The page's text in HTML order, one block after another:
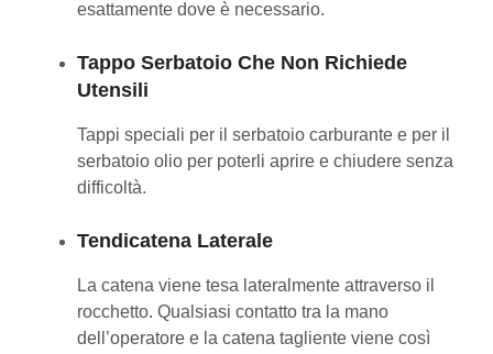
esattamente dove è necessario.
Tappo Serbatoio Che Non Richiede
Utensili
Tappi speciali per il serbatoio carburante e per il
serbatoio olio per poterli aprire e chiudere senza
difficoltà.
Tendicatena Laterale
La catena viene tesa lateralmente attraverso il
rocchetto. Qualsiasi contatto tra la mano
dell’operatore e la catena tagliente viene così